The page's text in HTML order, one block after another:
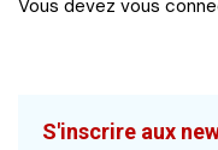
Vous devez vous
S'inscrire aux